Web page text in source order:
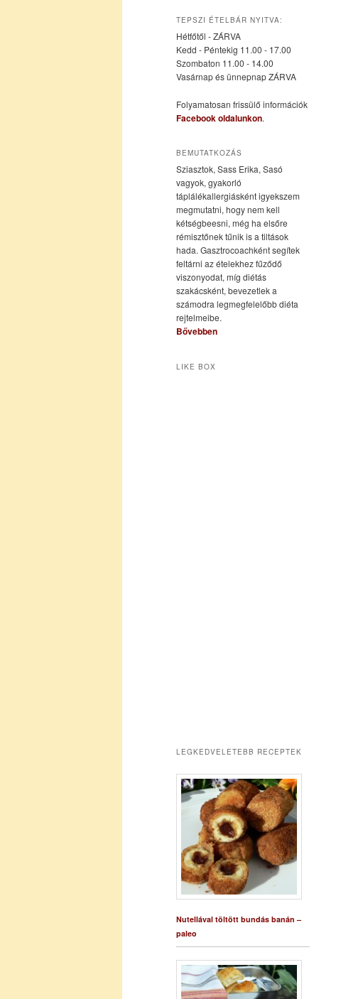
elsődleges
tartalomra
másodlagos
tartalomra
TEPSZI ÉTELBÁR NYITVA:
Hétfőtől - ZÁRVA
Kedd - Péntekig 11.00 - 17.00
Szombaton 11.00 - 14.00
Vasárnap és ünnepnap ZÁRVA
Folyamatosan frissülő információk
Facebook oldalunkon.
BEMUTATKOZÁS
Sziasztok, Sass Erika, Sasó
vagyok, gyakorló
táplálékallergiásként igyekszem
megmutatni, hogy nem kell
kétségbeesni, még ha elsőre
rémisztőnek tűnik is a tiltások
hada. Gasztrocoachként segítek
feltárni az ételekhez fűződő
viszonyodat, míg diétás
szakácsként, bevezetlek a
számodra legmegfelelőbb diéta
rejtelmeibe.
Bővebben
LIKE BOX
LEGKEDVELETEBB RECEPTEK
Nutellával töltött bundás banán –
paleo